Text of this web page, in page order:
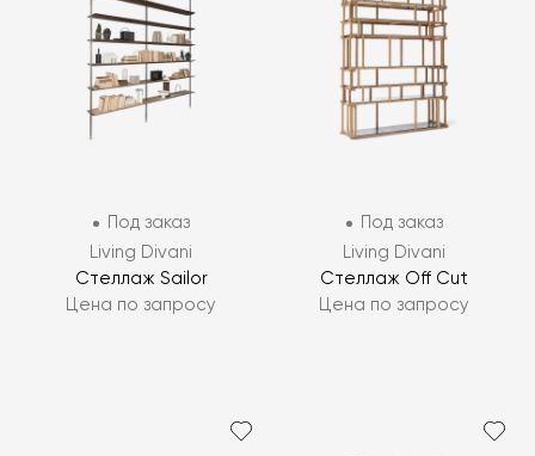
Под заказ
Living Divani
Стеллаж Sailor
Цена по запросу
Под заказ
Living Divani
Стеллаж Off Cut
Цена по запросу